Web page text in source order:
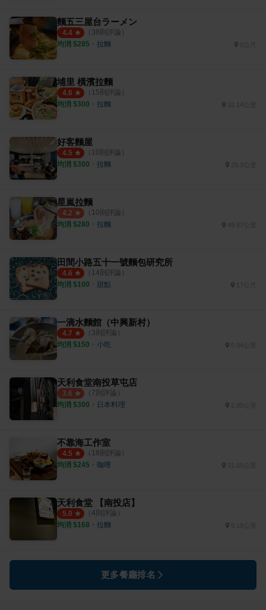
麵五三屋台ラーメン
4.4 （ 38則評論）
均消 $285 ・ 拉麵
埔里 橫濱拉麵
4.6 （ 15則評論）
均消 $300 ・ 拉麵 32.14公里
好客麵屋
4.5 （ 10則評論）
均消 $300 ・ 拉麵
星嵐拉麵
4.2 （ 10則評論）
均消 $280 ・ 拉麵 49.87公里
田間小路五十一號麵包研究所
4.6 （ 14則評論）
均消 $100 ・ 甜點
一滴水麵館（中興新村）
4.7 （ 3則評論）
均消 $150 ・ 小吃 5.94公里
天利食堂南投草屯店
3.6 （ 7則評論）
均消 $300 ・ 日本料理 2.85公里
不靠海工作室
4.5 （ 18則評論）
均消 $245 ・ 咖哩
天利食堂 【南投店】
5.0 （ 4則評論）
均消 $168 ・ 拉麵
更多餐廳排名